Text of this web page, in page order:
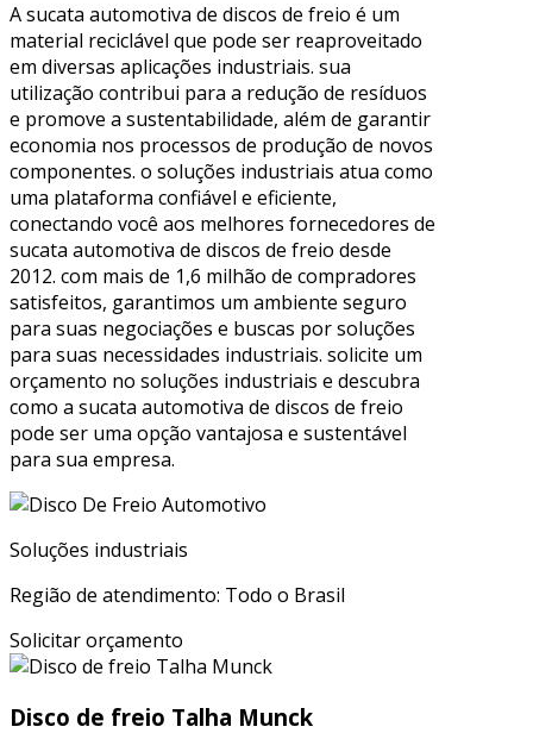
A sucata automotiva de discos de freio é um
material reciclável que pode ser reaproveitado
em diversas aplicações industriais. sua
utilização contribui para a redução de resíduos
e promove a sustentabilidade, além de garantir
economia nos processos de produção de novos
componentes. o soluções industriais atua como
uma plataforma confiável e eficiente,
conectando você aos melhores fornecedores de
sucata automotiva de discos de freio desde
2012. com mais de 1,6 milhão de compradores
satisfeitos, garantimos um ambiente seguro
para suas negociações e buscas por soluções
para suas necessidades industriais. solicite um
orçamento no soluções industriais e descubra
como a sucata automotiva de discos de freio
pode ser uma opção vantajosa e sustentável
para sua empresa.
Soluções industriais
Região de atendimento: Todo o Brasil
Solicitar orçamento
Disco de freio Talha Munck